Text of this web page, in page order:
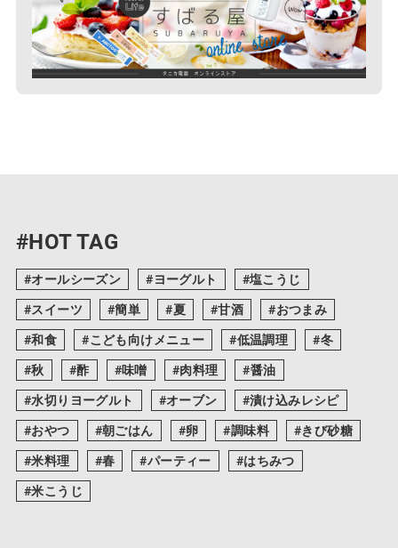
#HOT TAG
オールシーズン ヨーグルト
塩こうじ
スイーツ
簡単 夏 甘酒
おつまみ
和食
こども向けメニュー 低温調理
冬
秋
酢 味噌 肉料理
醤油
水切りヨーグルト
オーブン
漬け込みレシピ
おやつ
朝ごはん 卵 調味料
きび砂糖
米料理
春 パーティー
はちみつ
米こうじ